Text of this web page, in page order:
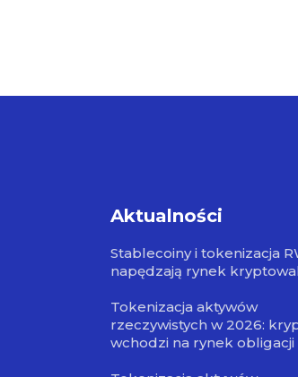
Aktualności
Stablecoiny i tokenizacja
napędzają rynek
Tokenizacja aktywów
rzeczywistych w 2026:
wchodzi na rynek obligacji